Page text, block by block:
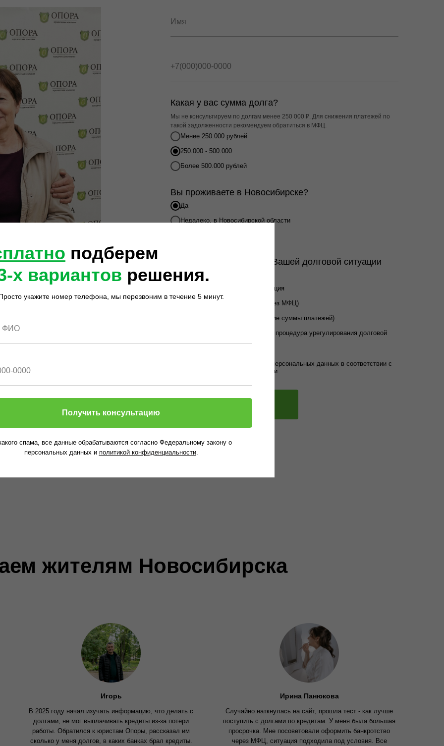
Какая у вас сумма долга?
Мы не консультируем по долгам менее 250 000 ₽. Для снижения платежей по
такой задолженности рекомендуем обратиться в МФЦ.
Менее 250.000 рублей
250.000 - 500.000
Более 500.000 рублей
Вы проживаете в Новосибирске?
Да
Недалеко, в Новосибирской области
Какой вариант решения Вашей долговой ситуации
Вы рассматриваете?
Ещё не знаю, нужна консультация
Внесудебное банкротство (через МФЦ)
Рефинансирование (уменьшение суммы платежей)
Судебное банкротство (полная процедура урегулирования долговой
Я даю согласие на обработку персональных данных в соответствии с
политикой конфиденциальности
жителям Новосибирска
Игорь
В 2025 году начал изучать информацию, что делать с
долгами, не мог выплачивать кредиты из-за потери
работы. Обратился к юристам Опоры, рассказал им
сколько у меня долгов, в каких банках брал кредиты.
Ирина Панюкова
Случайно наткнулась на сайт, прошла тест - как лучше
поступить с долгами по кредитам. У меня была большая
просрочка. Мне посоветовали оформить банкротство
через МФЦ, ситуация подходила под условия. Все
подберем
х вариантов решения.
укажите номер телефона, мы перезвоним в течение 5 минут.
Получить консультацию
спама, все данные обрабатываются согласно Федеральному закону о
персональных данных и политикой конфиденциальности.